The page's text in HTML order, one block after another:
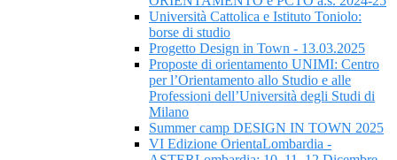
Università Cattolica e Istituto Toniolo:
borse di studio
Progetto Design in Town - 13.03.2025
Proposte di orientamento UNIMI: Centro
per l’Orientamento allo Studio e alle
Professioni dell’Università degli Studi di
Milano
Summer camp DESIGN IN TOWN 2025
VI Edizione OrientaLombardia -